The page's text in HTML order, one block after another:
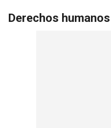
Derechos humanos